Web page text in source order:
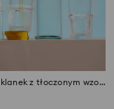
Zestaw szklanek z tłoczonym wzorem 4 pack